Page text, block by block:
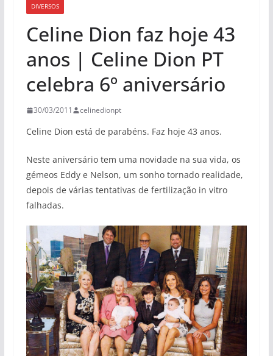
DIVERSOS
Celine Dion faz hoje 43
anos | Celine Dion PT
celebra 6º aniversário
30/03/2011 celinedionpt
Celine Dion está de parabéns. Faz hoje 43 anos.
Neste aniversário tem uma novidade na sua vida, os
gémeos Eddy e Nelson, um sonho tornado realidade,
depois de várias tentativas de fertilização in vitro
falhadas.